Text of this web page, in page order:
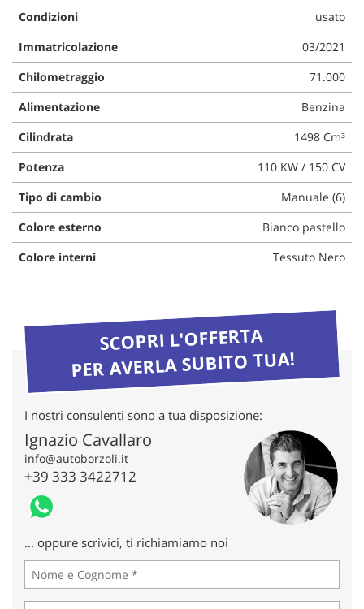
Condizioni
usato
Immatricolazione
03/2021
Chilometraggio
71.000
Alimentazione
Benzina
Cilindrata
1498 Cm³
Potenza
110 KW / 150 CV
Tipo di cambio
Manuale (6)
Colore esterno
Bianco pastello
Colore interni
Tessuto Nero
SCOPRI L'OFFERTA
PER AVERLA SUBITO TUA!
I nostri consulenti sono a tua disposizione:
Ignazio Cavallaro
info@autoborzoli.it
+39 333 3422712
... oppure scrivici, ti richiamiamo noi
questi
strumenti
di
tracciamento
si
rimanda
alla
cookie
policy.
Puoi
rivedere
e
modificare
le
tue
scelte
Cookie necessari
Cookie delle preferenze
Cookie per il miglioramento dell'esperienza utente
Cookie analitici
Cookie di marketing